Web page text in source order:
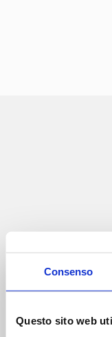
Consenso
Questo sito web
LA SEDE
Corso Moncalieri, 47,
011 660 39 94